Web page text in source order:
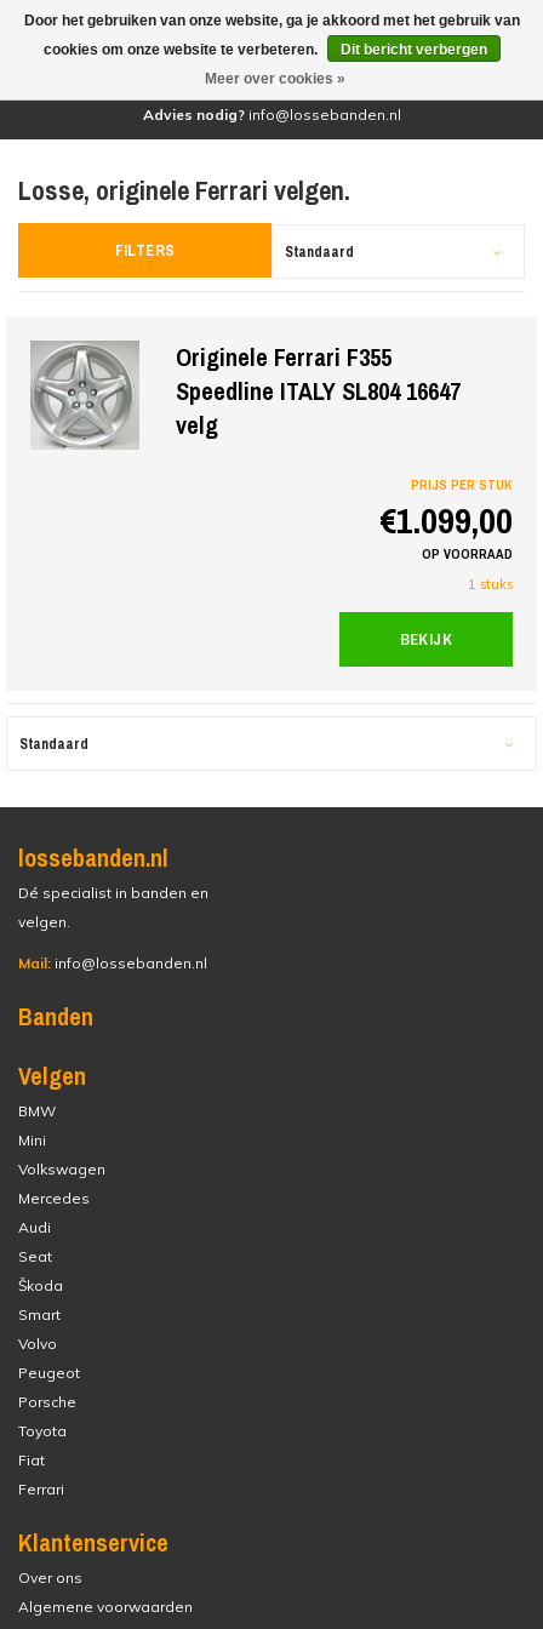
(0)
Advies nodig? info@lossebanden.nl
Losse, originele Ferrari velgen.
FILTERS Standaard
Originele Ferrari F355
Speedline ITALY SL804 16647
velg
PRIJS PER STUK
€1.099,00
OP VOORRAAD
1 stuks
BEKIJK
Standaard
lossebanden.nl
Dé specialist in banden en
velgen.
Mail: info@lossebanden.nl
Banden
Velgen
BMW
Mini
Volkswagen
Mercedes
Audi
Seat
Škoda
Smart
Volvo
Peugeot
Porsche
Toyota
Fiat
Ferrari
Klantenservice
Over ons
Algemene voorwaarden
Door het gebruiken van onze website, ga je akkoord met het gebruik van
cookies om onze website te verbeteren.
Dit bericht verbergen
Meer over cookies »